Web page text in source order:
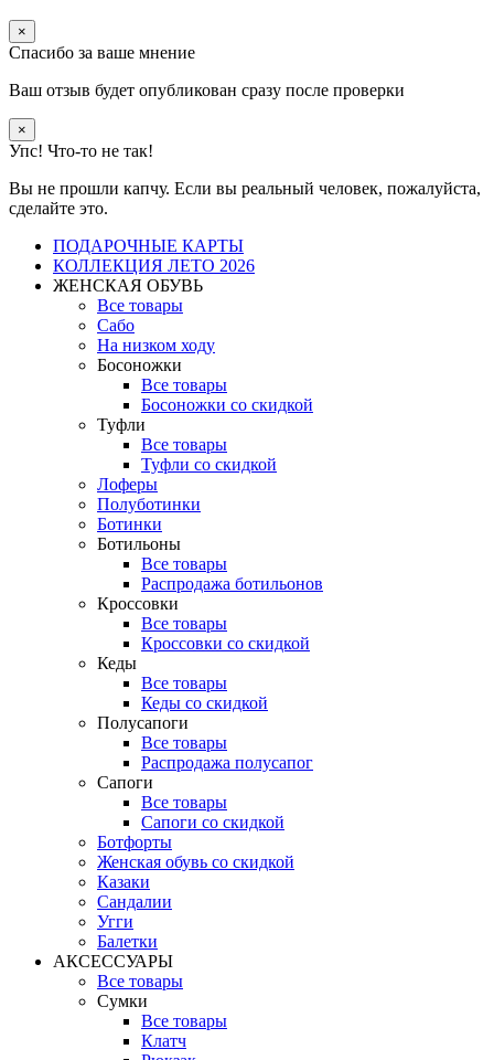
×
Спасибо за ваше мнение
Ваш отзыв будет опубликован сразу после проверки
×
Упс! Что-то не так!
Вы не прошли капчу. Если вы реальный человек, пожалуйста,
сделайте это.
ПОДАРОЧНЫЕ КАРТЫ
КОЛЛЕКЦИЯ ЛЕТО 2026
ЖЕНСКАЯ ОБУВЬ
Все товары
Сабо
На низком ходу
Босоножки
Все товары
Босоножки со скидкой
Туфли
Все товары
Туфли со скидкой
Лоферы
Полуботинки
Ботинки
Ботильоны
Все товары
Распродажа ботильонов
Кроссовки
Все товары
Кроссовки со скидкой
Кеды
Все товары
Кеды со скидкой
Полусапоги
Все товары
Распродажа полусапог
Сапоги
Все товары
Сапоги со скидкой
Ботфорты
Женская обувь со скидкой
Казаки
Сандалии
Угги
Балетки
АКСЕССУАРЫ
Все товары
Сумки
Все товары
Клатч